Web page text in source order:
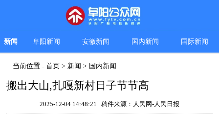
新闻 阜阳新闻 安徽新闻 国内新闻 国际新闻
当前位置 :首页 > 新闻 > 国内新闻
搬出大山,扎嘎新村日子节节高
2025-12-04 14:48:21 稿件来源：人民网-人民日报